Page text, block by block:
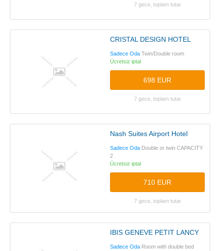
7 gece, toplam tutar
CRISTAL DESIGN HOTEL
Sadece Oda Twin/Double room
Ücretsiz iptal
698 EUR
7 gece, toplam tutar
Nash Suites Airport Hotel
Sadece Oda Double or twin CAPACITY
2
Ücretsiz iptal
710 EUR
7 gece, toplam tutar
IBIS GENEVE PETIT LANCY
Sadece Oda Room with double bed